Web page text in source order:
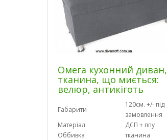
Омега кухонний диван,
тканина, що миється:
велюр, антикіготь
Габарити
120см. +/- під
замовлення
Матеріал
ДСП + ппу
Оббивка
тканина